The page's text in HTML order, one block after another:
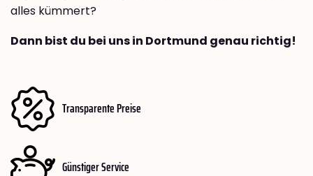
alles kümmert?
Dann bist du bei uns in Dortmund genau richtig!
Transparente Preise
Günstiger Service